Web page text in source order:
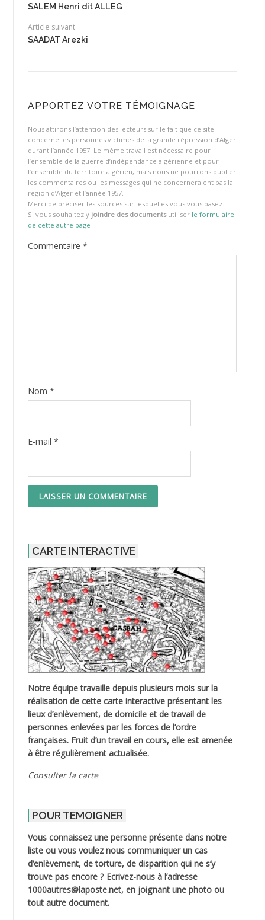
SALEM Henri dit ALLEG
Article suivant
SAADAT Arezki
APPORTEZ VOTRE TÉMOIGNAGE
Nous attirons l’attention des lecteurs sur le fait que ce site
concerne les personnes victimes de la grande répression d’Alger
durant l’année 1957. Le même travail est nécessaire pour
l’ensemble de la guerre d’indépendance algérienne et pour
l’ensemble du territoire algérien, mais nous ne pourrons publier
les commentaires ou les messages qui ne concerneraient pas la
région d’Alger et l’année 1957.
Merci de préciser les sources sur lesquelles vous vous basez.
Si vous souhaitez y joindre des documentsutiliser le formulaire
de cette autre page
Commentaire *
Nom *
E-mail *
CARTE INTERACTIVE
Notre équipe travaille depuis plusieurs mois sur la
réalisation de cette carte interactive présentant les
lieux d’enlèvement, de domicile et de travail de
personnes enlevées par les forces de l’ordre
françaises. Fruit d’un travail en cours, elle est amenée
à être régulièrement actualisée.
Consulter la carte
POUR TEMOIGNER
Vous connaissez une personne présente dans notre
liste ou vous voulez nous communiquer un cas
d’enlèvement, de torture, de disparition qui ne s’y
trouve pas encore ? Ecrivez-nous à l’adresse
1000autres@laposte.net, en joignant une photo ou
tout autre document.